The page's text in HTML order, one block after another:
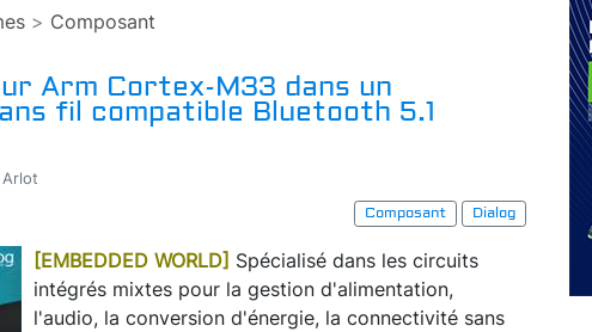
> Composant
Arm Cortex-M33 dans un
fil compatible Bluetooth 5.1
Composant
Dialog
[EMBEDDED WORLD] Spécialisé dans les circuits
intégrés mixtes pour la gestion d'alimentation,
l'audio, la conversion d'énergie, la connectivité sans